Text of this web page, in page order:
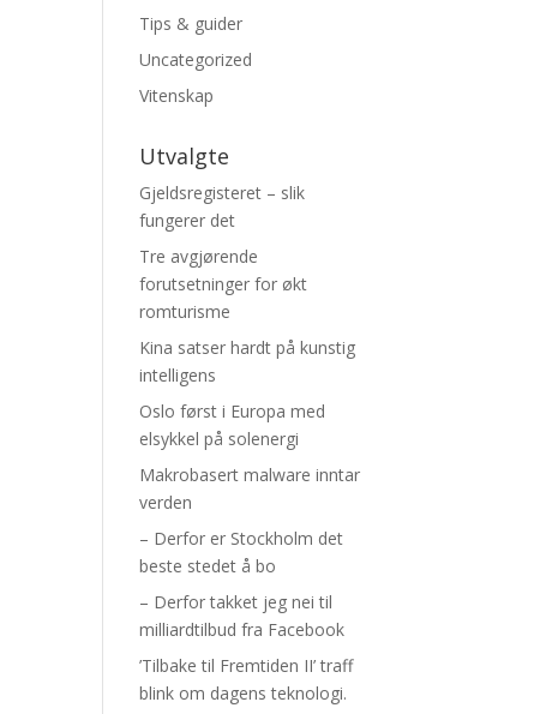
Tips & guider
Uncategorized
Vitenskap
Utvalgte
Gjeldsregisteret – slik
fungerer det
Tre avgjørende
forutsetninger for økt
romturisme
Kina satser hardt på kunstig
intelligens
Oslo først i Europa med
elsykkel på solenergi
Makrobasert malware inntar
verden
– Derfor er Stockholm det
beste stedet å bo
– Derfor takket jeg nei til
milliardtilbud fra Facebook
’Tilbake til Fremtiden II’ traff
blink om dagens teknologi.